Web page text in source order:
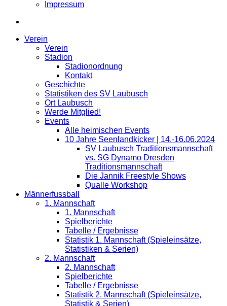
Impressum
Verein
Verein
Stadion
Stadionordnung
Kontakt
Geschichte
Statistiken des SV Laubusch
Ort Laubusch
Werde Mitglied!
Events
Alle heimischen Events
10 Jahre Seenlandkicker | 14.-16.06.2024
SV Laubusch Traditionsmannschaft
vs. SG Dynamo Dresden
Traditionsmannschaft
Die Jannik Freestyle Shows
Qualle Workshop
Männerfussball
1. Mannschaft
1. Mannschaft
Spielberichte
Tabelle / Ergebnisse
Statistik 1. Mannschaft (Spieleinsätze,
Statistiken & Serien)
2. Mannschaft
2. Mannschaft
Spielberichte
Tabelle / Ergebnisse
Statistik 2. Mannschaft (Spieleinsätze,
Statistik & Serien)